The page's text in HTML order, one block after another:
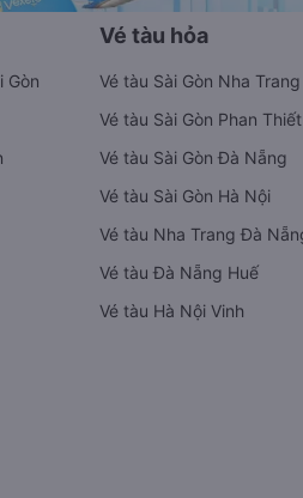
Gòn
Vé tàu hỏa
Vé tàu Sài Gòn Nha Trang
Vé tàu Sài Gòn Phan Thiết
Vé tàu Sài Gòn Đà Nẵng
Vé tàu Sài Gòn Hà Nội
Vé tàu Nha Trang Đà
Vé tàu Đà Nẵng Huế
Vé tàu Hà Nội Vinh